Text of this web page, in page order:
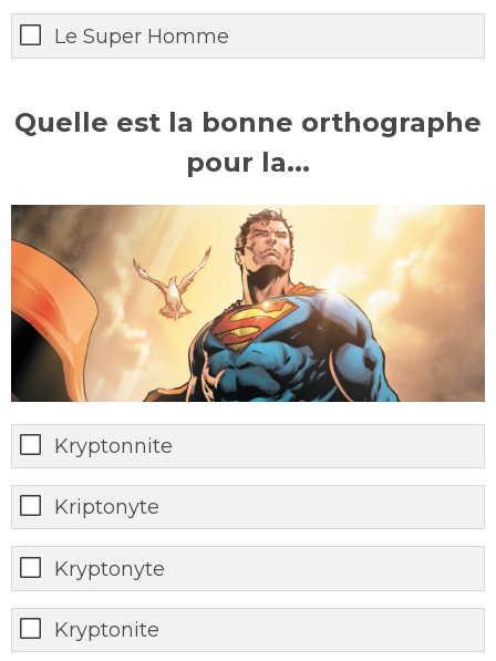
Le Super Homme
Quelle est la bonne orthographe
pour la...
Kryptonnite
Kriptonyte
Kryptonyte
Kryptonite